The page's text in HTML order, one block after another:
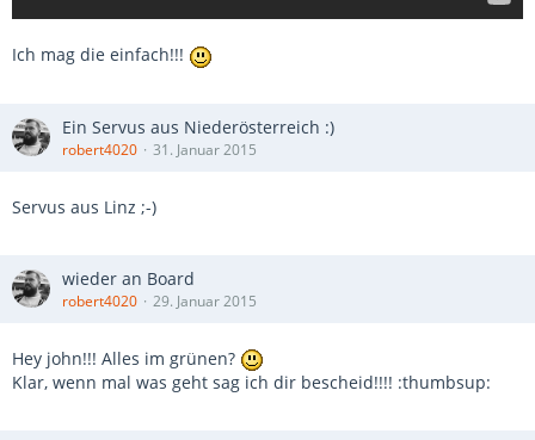
Ich mag die einfach!!!
Ein Servus aus Niederösterreich :)
robert4020 31. Januar 2015
Servus aus Linz ;-)
wieder an Board
robert4020 29. Januar 2015
Hey john!!! Alles im grünen?
Klar, wenn mal was geht sag ich dir bescheid!!!! :thumbsup: